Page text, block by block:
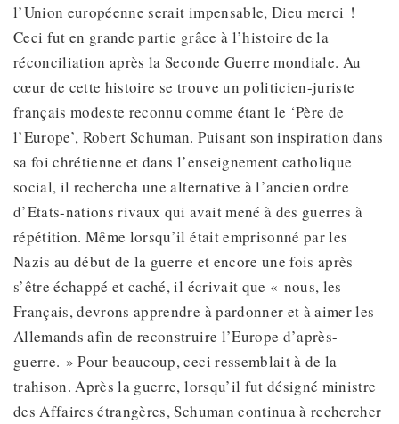
l’Union européenne serait impensable, Dieu merci !
Ceci fut en grande partie grâce à l’histoire de la
réconciliation après la Seconde Guerre mondiale. Au
cœur de cette histoire se trouve un politicien-juriste
français modeste reconnu comme étant le ‘Père de
l’Europe’, Robert Schuman. Puisant son inspiration dans
sa foi chrétienne et dans l’enseignement catholique
social, il rechercha une alternative à l’ancien ordre
d’Etats-nations rivaux qui avait mené à des guerres à
répétition. Même lorsqu’il était emprisonné par les
Nazis au début de la guerre et encore une fois après
s’être échappé et caché, il écrivait que « nous, les
Français, devrons apprendre à pardonner et à aimer les
Allemands afin de reconstruire l’Europe d’après-
guerre. » Pour beaucoup, ceci ressemblait à de la
trahison. Après la guerre, lorsqu’il fut désigné ministre
des Affaires étrangères, Schuman continua à rechercher